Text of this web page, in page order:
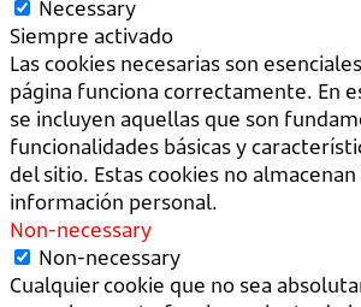
Necessary
Siempre activado
Las cookies necesarias son
página funciona correctamente. En
se incluyen aquellas que son
funcionalidades básicas y
del sitio. Estas cookies no
información personal.
Non-necessary
Non-necessary
Cualquier cookie que no sea